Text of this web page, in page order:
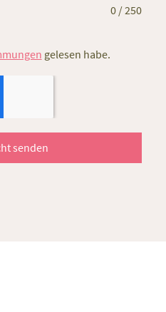
0 / 250
gelesen habe.
senden